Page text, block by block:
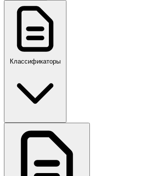
ГОСТ, ГОСТ Р, ПНСТ
ПР,Р,ПМГ,РМГ
Классификаторы